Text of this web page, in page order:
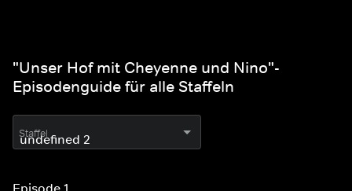
"Unser Hof mit Cheyenne und Nino"-
Episodenguide für alle Staffeln
Staffel
Episode 1